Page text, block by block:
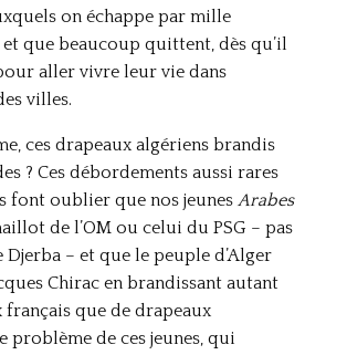
on échappe par mille
et que beaucoup quittent, dès qu’il
aller vivre leur vie dans
villes.
ces drapeaux algériens brandis
? Ces débordements aussi rares
font oublier que nos jeunes Arabes
de l’OM ou celui du PSG – pas
– et que le peuple d’Alger
Chirac en brandissant autant
français que de drapeaux
problème de ces jeunes, qui